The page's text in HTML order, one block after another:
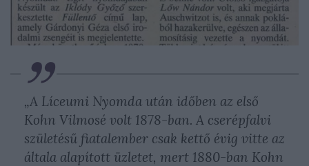
„A Líceumi Nyomda után idő­ben az első
Kohn Vilmosé volt 1878-ban. A cserépfalvi
születé­sű fiatalember csak kettő évig vitte az
általa alapított üzletet, mert 1880-ban Kohn